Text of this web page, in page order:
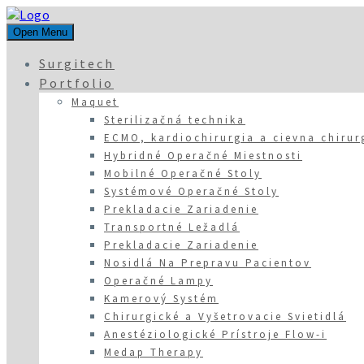
Open Menu
Surgitech
Portfolio
Maquet
Sterilizačná technika
ECMO, kardiochirurgia a cievna
Hybridné Operačné Miestnosti
Mobilné Operačné Stoly
Systémové Operačné Stoly
Prekladacie Zariadenie
Transportné Ležadlá
Prekladacie Zariadenie
Nosidlá Na Prepravu Pacientov
Operačné Lampy
Kamerový Systém
Chirurgické a Vyšetrovacie Svietidlá
Anestéziologické Prístroje Flow-i
Medap Therapy